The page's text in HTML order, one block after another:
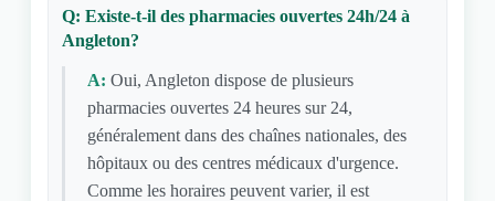
Q: Existe-t-il des pharmacies ouvertes 24h/24 à
Angleton?
A: Oui, Angleton dispose de plusieurs
pharmacies ouvertes 24 heures sur 24,
généralement dans des chaînes nationales, des
hôpitaux ou des centres médicaux d'urgence.
Comme les horaires peuvent varier, il est